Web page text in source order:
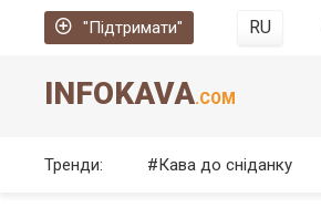
"Підтримати" RU
INFOKAVA.COM
Тренди: Кава до сніданку